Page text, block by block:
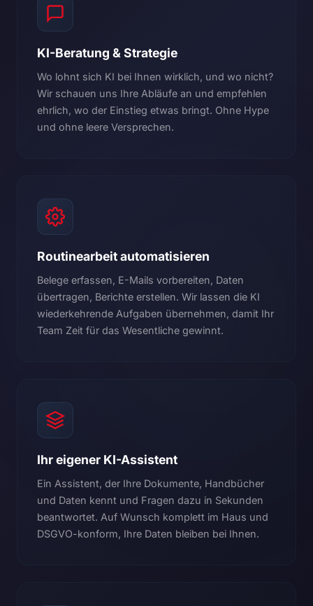
KI-Beratung & Strategie
Wo lohnt sich KI bei Ihnen wirklich, und wo nicht?
Wir schauen uns Ihre Abläufe an und empfehlen
ehrlich, wo der Einstieg etwas bringt. Ohne Hype
und ohne leere Versprechen.
Routinearbeit automatisieren
Belege erfassen, E-Mails vorbereiten, Daten
übertragen, Berichte erstellen. Wir lassen die KI
wiederkehrende Aufgaben übernehmen, damit Ihr
Team Zeit für das Wesentliche gewinnt.
Ihr eigener KI-Assistent
Ein Assistent, der Ihre Dokumente, Handbücher
und Daten kennt und Fragen dazu in Sekunden
beantwortet. Auf Wunsch komplett im Haus und
DSGVO-konform, Ihre Daten bleiben bei Ihnen.